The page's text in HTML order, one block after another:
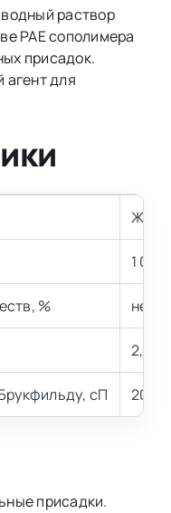
раствор
PAE сополимера
присадок.
агент для
1 000
% не
2,0 –
сП 20 –
присадки.